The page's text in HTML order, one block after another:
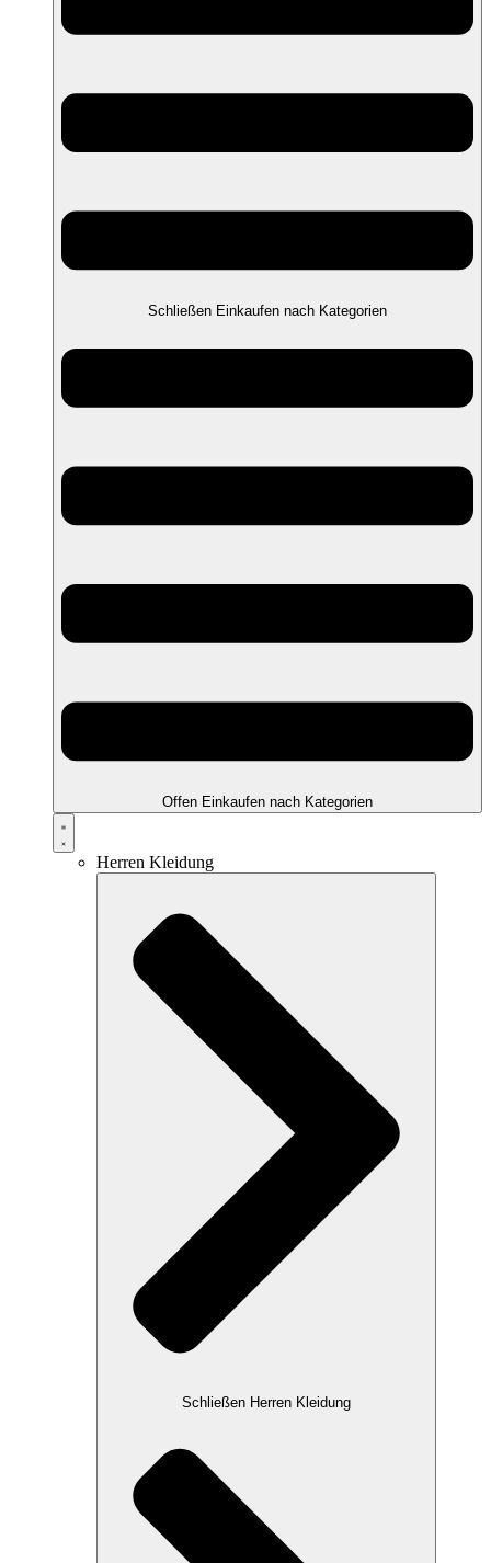
Schließen Einkaufen nach Kategorien
Offen Einkaufen nach Kategorien
Herren Kleidung
Schließen Herren Kleidung